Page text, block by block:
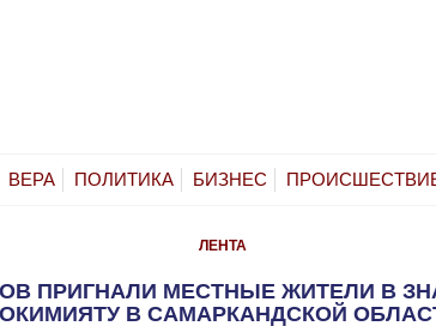
ВЕРА ПОЛИТИКА БИЗНЕС
ЛЕНТА
ПРИГНАЛИ МЕСТНЫЕ ЖИТЕЛИ В
В САМАРКАНДСКОЙ